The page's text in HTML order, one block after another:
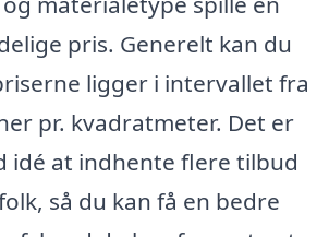
pris. Generelt kan du
ligger i intervallet fra
pr. kvadratmeter. Det er
idé at indhente flere tilbud
så du kan få en bedre